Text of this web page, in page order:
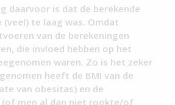
daarvoor is dat de berekende
te laag was. Omdat
van de berekeningen
die invloed hebben op het
waren. Zo is het zeker
heeft de BMI van de
van obesitas) en de
(of men al dan niet rookte/of